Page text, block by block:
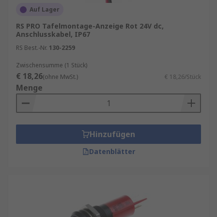
Produktionsanlagen
Lebensmittel- und Verpackungsmaschinen
Gebäudetechnik und Facility‑Management
Überall dort, wo Prozesse überwacht oder
Zustände angezeigt werden müssen, sorgen sie
für klare Kommunikation zwischen Mensch und
Maschine.
Anzeigen für die Schalttafelmontage
kaufen
Abmessungen & Frontausschnitt
Auf Lager
RS PRO Tafelmontage-Anzeige Rot 24V dc,
Anschlusskabel, IP67
RS Best.-Nr. 130-2259
Zwischensumme (1 Stück)
€ 18,26(ohne MwSt.) € 18,26/Stück
Menge
Hinzufügen
Datenblätter